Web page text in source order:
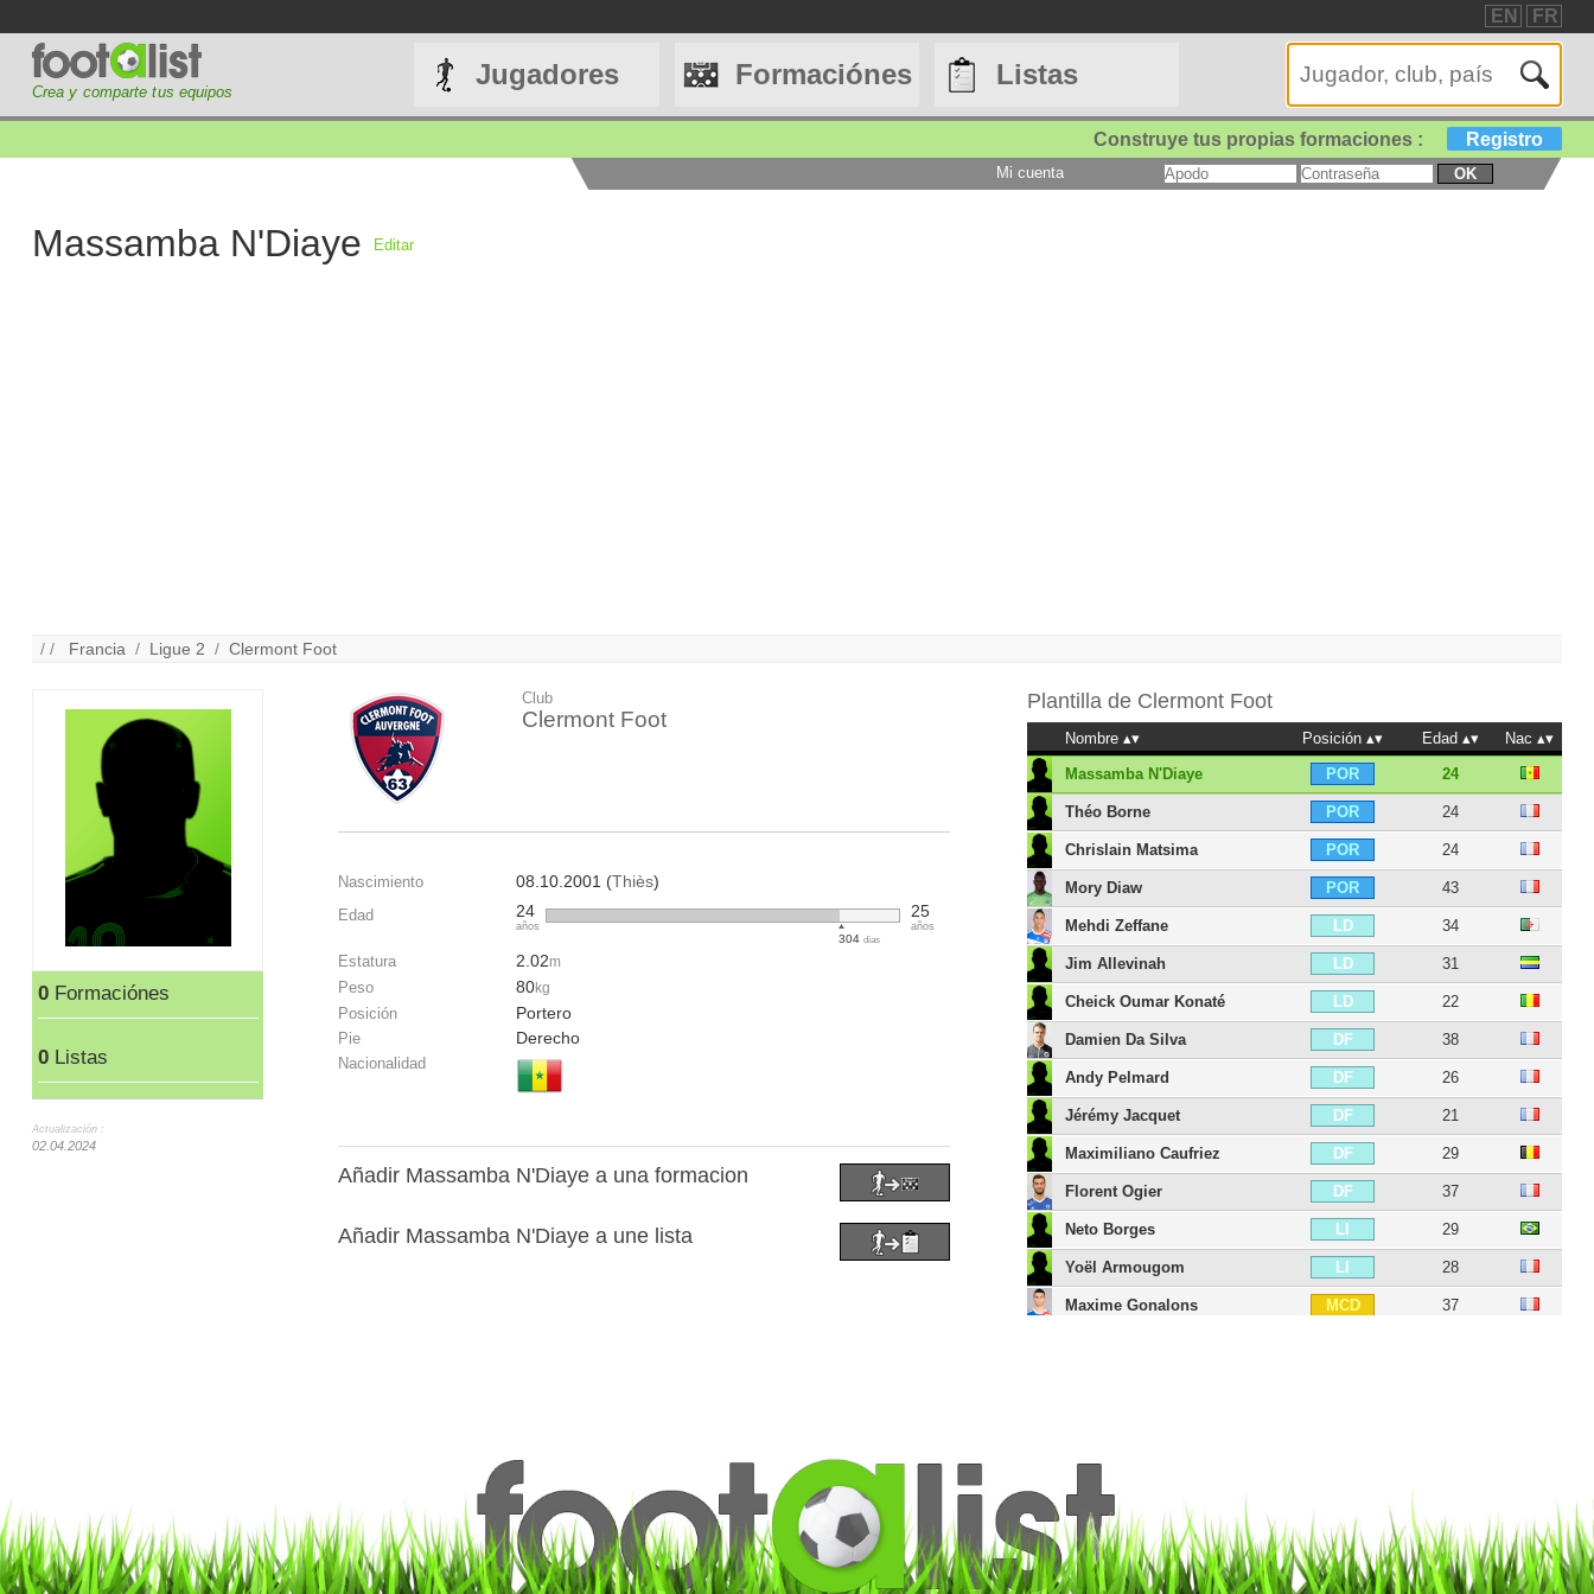
EN FR
Crea y comparte tus equipos
Jugadores Formaciónes Listas
Construye tus propias formaciones : Registro
Mi cuenta OK
Massamba N'Diaye Editar
/ / Francia / Ligue 2 /Clermont Foot
0Formaciónes
0Listas
Actualización :
02.04.2024
Club
Clermont Foot
Nascimiento 08.10.2001 (Thiès)
Edad 24
años
304 días
25
años
Estatura 2.02m
Peso 80kg
Posición Portero
Pie Derecho
Nacionalidad
Añadir Massamba N'Diaye a una formacion
Añadir Massamba N'Diaye a une lista
Plantilla de Clermont Foot
Nombre Posición Edad
Nac
Massamba N'Diaye
POR 24
Théo Borne POR 24
Chrislain Matsima POR 24
Mory Diaw POR 43
Mehdi Zeffane LD 34
Jim Allevinah LD 31
Cheick Oumar Konaté LD 22
Damien Da Silva DF 38
Andy Pelmard DF 26
Jérémy Jacquet DF 21
Maximiliano Caufriez DF 29
Florent Ogier DF 37
Neto Borges LI 29
Yoël Armougom LI 28
Maxime Gonalons MCD 37
Muhammed Cham
Bilal Boutobba DD 27
Jérémie Bela DI 33